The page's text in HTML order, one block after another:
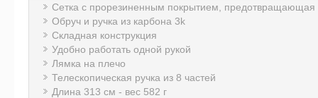
Сетка с прорезиненным покрытием,
Обруч и ручка из карбона 3k
Складная конструкция
Удобно работать одной рукой
Лямка на плечо
Телескопическая ручка из 8 частей
Длина 313 см - вес 582 г